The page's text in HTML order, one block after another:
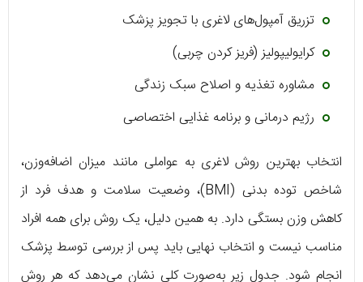
تزریق آمپول‌های لاغری با تجویز پزشک
کرایولیپولیز (فریز کردن چربی)
مشاوره تغذیه و اصلاح سبک زندگی
رژیم درمانی و برنامه غذایی اختصاصی
انتخاب بهترین روش لاغری به عواملی مانند میزان اضافه‌وزن،
شاخص توده بدنی (BMI)، وضعیت سلامت و هدف فرد از
کاهش وزن بستگی دارد. به همین دلیل، یک روش برای همه افراد
مناسب نیست و انتخاب نهایی باید پس از بررسی توسط پزشک
انجام شود. جدول زیر به‌صورت کلی نشان می‌دهد که هر روش